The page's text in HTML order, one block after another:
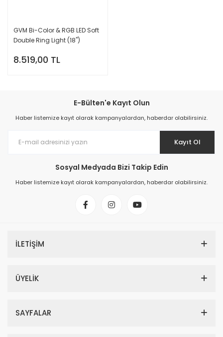
GVM Bi-Color & RGB LED Soft
Double Ring Light (18'')
8.519,00 TL
E-Bülten'e Kayıt Olun
Haber listemize kayıt olarak kampanyalardan, haberdar olabilirsiniz.
Kayıt Ol
Sosyal Medyada Bizi Takip Edin
Haber listemize kayıt olarak kampanyalardan, haberdar olabilirsiniz.
İLETİŞİM
ÜYELİK
SAYFALAR